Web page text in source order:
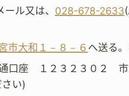
ール又は、 028-678-2633
市大和１－８－６ へ送る
座 １２３２３０２ 市
い)